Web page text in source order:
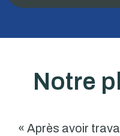
Notre
« Après avoir